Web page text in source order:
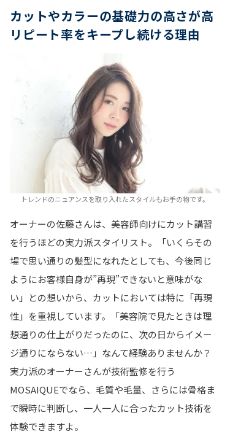
カットやカラーの基礎力の高さが高
リピート率をキープし続ける理由
トレンドのニュアンスを取り入れたスタイルもお手の物です。
オーナーの佐藤さんは、美容師向けにカット講習
を行うほどの実力派スタイリスト。「いくらその
場で思い通りの髪型になれたとしても、今後同じ
ようにお客様自身が”再現”できないと意味がな
い」との想いから、カットにおいては特に「再現
性」を重視しています。「美容院で見たときは理
想通りの仕上がりだったのに、次の日からイメー
ジ通りにならない…」なんて経験ありませんか？
実力派のオーナーさんが技術監修を行う
MOSAIQUEでなら、毛質や毛量、さらには骨格ま
で瞬時に判断し、一人一人に合ったカット技術を
体験できますよ。